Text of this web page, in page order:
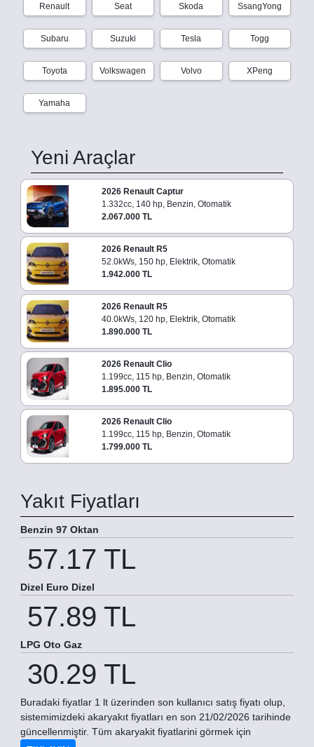
Renault Seat Skoda SsangYong
Subaru Suzuki Tesla Togg
Toyota Volkswagen Volvo XPeng
Yamaha
Yeni Araçlar
2026 Renault Captur
1.332cc, 140 hp, Benzin, Otomatik
2.067.000 TL
2026 Renault R5
52.0kWs, 150 hp, Elektrik, Otomatik
1.942.000 TL
2026 Renault R5
40.0kWs, 120 hp, Elektrik, Otomatik
1.890.000 TL
2026 Renault Clio
1.199cc, 115 hp, Benzin, Otomatik
1.895.000 TL
2026 Renault Clio
1.199cc, 115 hp, Benzin, Otomatik
1.799.000 TL
Yakıt Fiyatları
Benzin 97 Oktan
57.17 TL
Dizel Euro Dizel
57.89 TL
LPG Oto Gaz
30.29 TL
Buradaki fiyatlar 1 lt üzerinden son kullanıcı satış fiyatı olup,
sistemimizdeki akaryakıt fiyatları en son 21/02/2026 tarihinde
güncellenmiştir. Tüm akaryakit fiyatlarini görmek için